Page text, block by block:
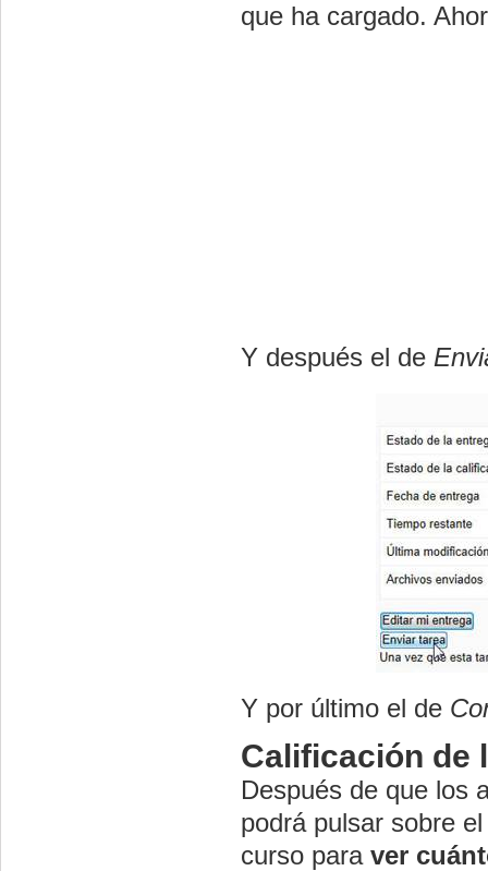
que ha cargado.
Y después el de
Y por último el de
Calificación de
Después de que los
podrá pulsar sobre
curso para ver